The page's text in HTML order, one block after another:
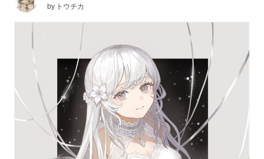
by トウチカ